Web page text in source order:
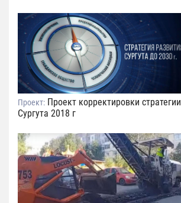
Проект: Проект корректировки стратегии
Сургута 2018 г